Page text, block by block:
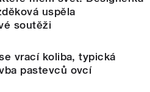
uspěla
soutěži
vrací koliba, typická
pastevců ovcí